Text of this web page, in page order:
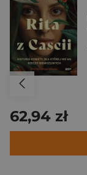
62,94 zł